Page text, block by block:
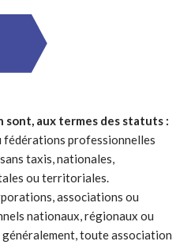
sont, aux termes des statuts :
fédérations professionnelles
taxis, nationales,
ou territoriales.
associations ou
nationaux, régionaux ou
toute association